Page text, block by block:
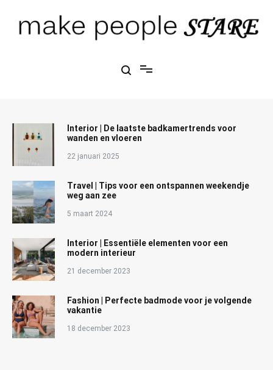
Interior | De laatste badkamertrends voor
wanden en vloeren
22 januari 2025
Travel | Tips voor een ontspannen weekendje
weg aan zee
5 maart 2024
Interior | Essentiële elementen voor een
modern interieur
21 december 2023
Fashion | Perfecte badmode voor je volgende
vakantie
18 december 2023